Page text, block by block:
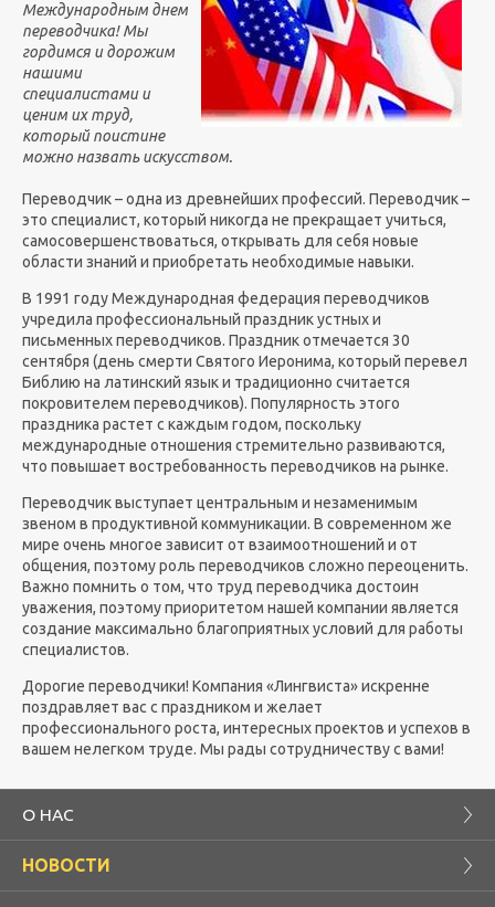
Международным днем
переводчика! Мы
гордимся и дорожим
нашими
специалистами и
ценим их труд,
который поистине
можно назвать искусством.
Переводчик – одна из древнейших профессий. Переводчик –
это специалист, который никогда не прекращает учиться,
самосовершенствоваться, открывать для себя новые
области знаний и приобретать необходимые навыки.
В 1991 году Международная федерация переводчиков
учредила профессиональный праздник устных и
письменных переводчиков. Праздник отмечается 30
сентября (день смерти Святого Иеронима, который перевел
Библию на латинский язык и традиционно считается
покровителем переводчиков). Популярность этого
праздника растет с каждым годом, поскольку
международные отношения стремительно развиваются,
что повышает востребованность переводчиков на рынке.
Переводчик выступает центральным и незаменимым
звеном в продуктивной коммуникации. В современном же
мире очень многое зависит от взаимоотношений и от
общения, поэтому роль переводчиков сложно переоценить.
Важно помнить о том, что труд переводчика достоин
уважения, поэтому приоритетом нашей компании является
создание максимально благоприятных условий для работы
специалистов.
Дорогие переводчики! Компания «Лингвиста» искренне
поздравляет вас с праздником и желает
профессионального роста, интересных проектов и успехов в
вашем нелегком труде. Мы рады сотрудничеству с вами!
О НАС
НОВОСТИ